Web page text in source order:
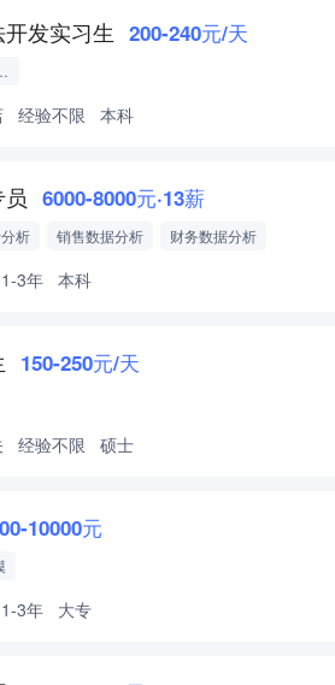
发实习生 200-240元/天
实习生
经验不限 本科
6000-8000元·13薪
析 销售数据分析
财务数据分析
1-3年 本科
150-250元/天
经验不限 硕士
10000元
1-3年 大专